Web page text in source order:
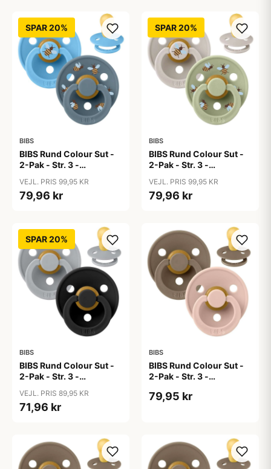
SPAR 20%
BIBS
BIBS Rund Colour Sut -
2-Pak - Str. 3 -
Bumblebee Studio -
Breeze Mix
VEJL. PRIS 99,95 KR
79,96 kr
SPAR 20%
BIBS
BIBS Rund Colour Sut -
2-Pak - Str. 3 -
Bumblebee Studio -
Mushroom Mix
VEJL. PRIS 99,95 KR
79,96 kr
SPAR 20%
BIBS
BIBS Rund Colour Sut -
2-Pak - Str. 3 -
Cloud/Black
VEJL. PRIS 89,95 KR
71,96 kr
BIBS
BIBS Rund Colour Sut -
2-Pak - Str. 3 -
Oak/Blush
79,95 kr